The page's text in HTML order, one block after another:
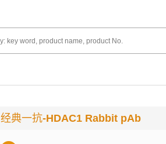
经典一抗-HDAC1 Rabbit pAb